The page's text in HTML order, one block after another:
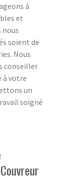
à
et
nous
soient de
Nous
conseiller
à votre
un
soigné